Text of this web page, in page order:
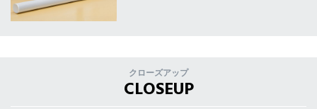
クローズアップ
CLOSEUP